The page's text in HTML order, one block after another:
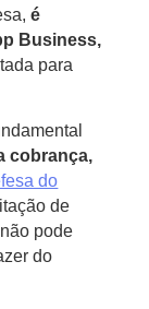
é
Business,
para
cobrança,
do
de
pode
do